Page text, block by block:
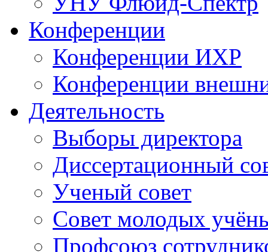
Конференции
Конференции ИХР
Конференции
Деятельность
Выборы директора
Диссертационный
Ученый совет
Совет молодых
Профсоюз